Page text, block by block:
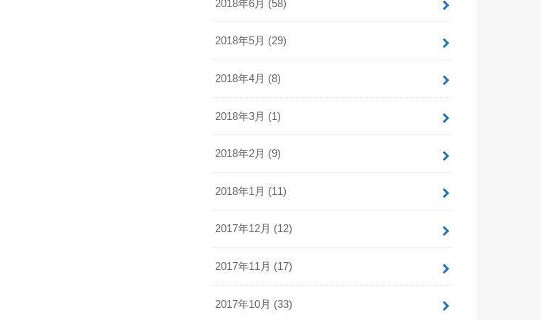
2018年6月 (58)
2018年5月 (29)
2018年4月 (8)
2018年3月 (1)
2018年2月 (9)
2018年1月 (11)
2017年12月 (12)
2017年11月 (17)
2017年10月 (33)